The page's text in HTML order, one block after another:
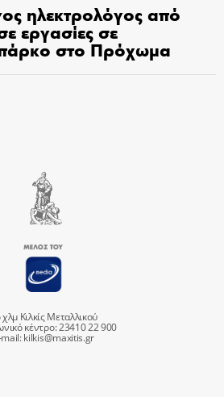
ηλεκτρολόγος από
εργασίες σε
στο Πρόχωμα
Κιλκίς Μεταλλικού
κέντρο: 23410 22 900
kilkis@maxitis.gr